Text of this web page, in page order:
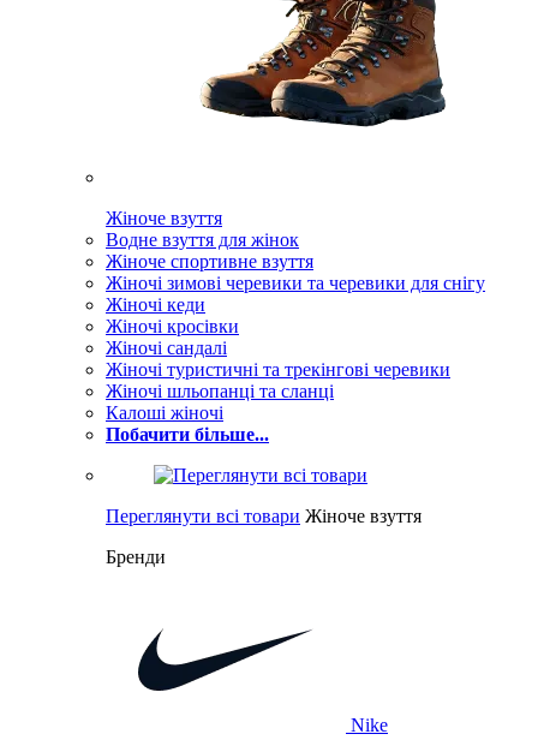
Жіноче взуття
Водне взуття для жінок
Жіноче спортивне взуття
Жіночі зимові черевики та черевики для снігу
Жіночі кеди
Жіночі кросівки
Жіночі сандалі
Жіночі туристичні та трекінгові черевики
Жіночі шльопанці та сланці
Калоші жіночі
Побачити більше...
Переглянути всі товари Жіноче взуття
Бренди
Nike